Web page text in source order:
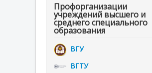
Профорганизации
учреждений высшего и
среднего специального
образования
ВГУ
ВГТУ